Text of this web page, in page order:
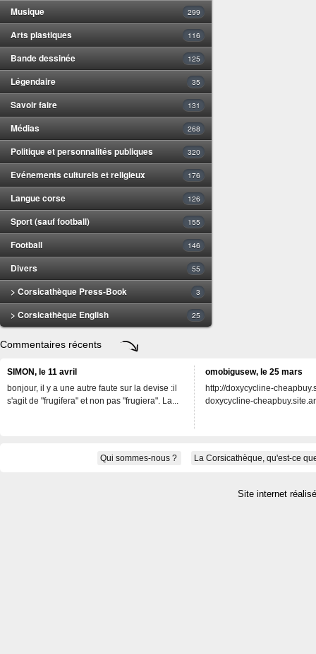
Musique 299
Arts plastiques 116
Bande dessinée 125
Légendaire 35
Savoir faire 131
Médias 268
Politique et personnalités publiques 320
Evénements culturels et religieux 176
Langue corse 126
Sport (sauf football) 155
Football 146
Divers 55
> Corsicathèque Press-Book 3
> Corsicathèque English 25
Commentaires récents
SIMON, le 11 avril
bonjour, il y a une autre faute sur la devise :il
s'agit de "frugifera" et non pas "frugiera". La...
omobigusew, le 25 mars
http://doxycycline-
doxycycline-
Qui sommes-nous ? La Corsicathèque, qu'est-ce
Site internet